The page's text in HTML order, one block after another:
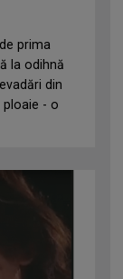
prima
la odihnă
din
ploaie - o